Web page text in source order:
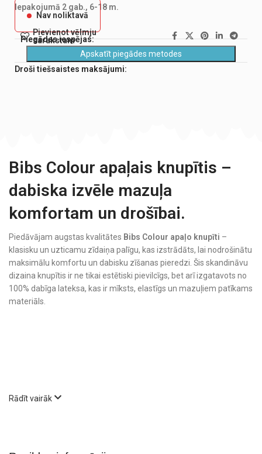
Iepakojumā 2 gab., 6-18 m.
Nav noliktavā
Pievienot vēlmju
sarakstam
Piegādes iespējas:
Apskatīt piegādes metodes
Droši tiešsaistes maksājumi:
Bibs Colour apaļais knupītis –
dabiska izvēle mazuļa
komfortam un drošībai.
Piedāvājam augstas kvalitātes Bibs Colour apaļo knupīti –
klasisku un uzticamu zīdaiņa palīgu, kas izstrādāts, lai nodrošinātu
maksimālu komfortu un dabisku zīšanas pieredzi. Šis skandināvu
dizaina knupītis ir ne tikai estētiski pievilcīgs, bet arī izgatavots no
100% dabīga lateksa, kas ir mīksts, elastīgs un mazuļiem patīkams
materiāls.
Rādīt vairāk